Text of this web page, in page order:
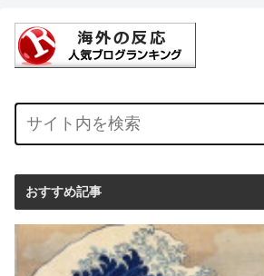
おすすめ記事